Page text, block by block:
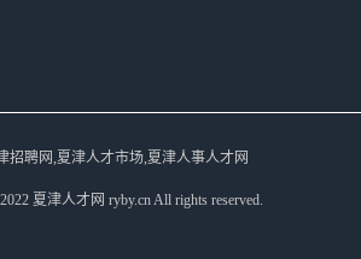
招聘网,夏津人才市场,夏津人事人才网
夏津人才网 ryby.cn All rights reserved.